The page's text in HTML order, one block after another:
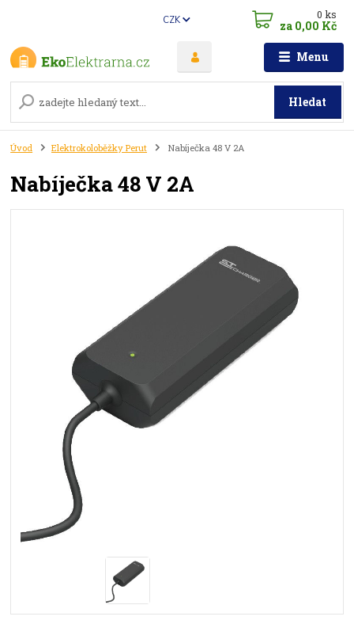
Menu
CZK
Hledat
0ks
za 0,00 Kč
Úvod Elektrokoloběžky Perut Nabíječka 48 V 2A
Nabíječka 48 V 2A